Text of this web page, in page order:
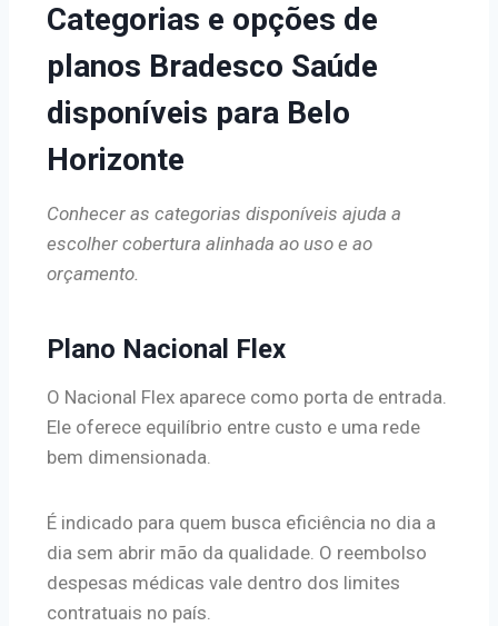
Categorias e opções de
planos Bradesco Saúde
disponíveis para Belo
Horizonte
Conhecer as categorias disponíveis ajuda a
escolher cobertura alinhada ao uso e ao
orçamento.
Plano Nacional Flex
O Nacional Flex aparece como porta de entrada.
Ele oferece equilíbrio entre custo e uma rede
bem dimensionada.
É indicado para quem busca eficiência no dia a
dia sem abrir mão da qualidade. O reembolso
despesas médicas vale dentro dos limites
contratuais no país.